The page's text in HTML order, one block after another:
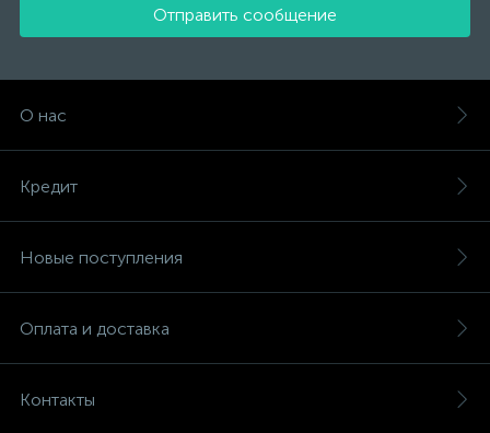
Отправить сообщение
О нас
Кредит
Новые поступления
Оплата и доставка
Контакты